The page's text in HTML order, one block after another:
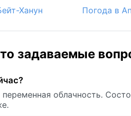
Ханун Погода в
задаваемые
облачность.